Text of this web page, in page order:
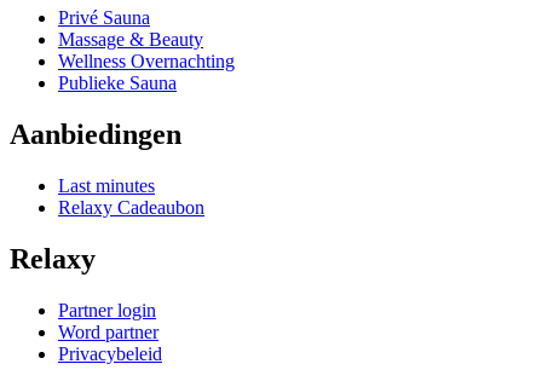
Privé Sauna
Massage & Beauty
Wellness Overnachting
Publieke Sauna
Aanbiedingen
Last minutes
Relaxy Cadeaubon
Relaxy
Partner login
Word partner
Privacybeleid